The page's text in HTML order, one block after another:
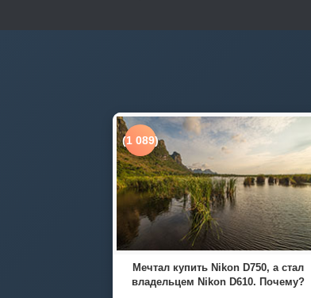
(1 089)
Мечтал купить Nikon D750, а стал
владельцем Nikon D610. Почему?